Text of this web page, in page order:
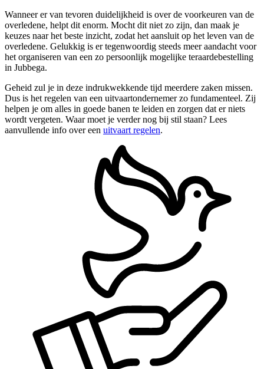
Wanneer er van tevoren duidelijkheid is over de voorkeuren van de
overledene, helpt dit enorm. Mocht dit niet zo zijn, dan maak je
keuzes naar het beste inzicht, zodat het aansluit op het leven van de
overledene. Gelukkig is er tegenwoordig steeds meer aandacht voor
het organiseren van een zo persoonlijk mogelijke teraardebestelling
in Jubbega.
Geheid zul je in deze indrukwekkende tijd meerdere zaken missen.
Dus is het regelen van een uitvaartondernemer zo fundamenteel. Zij
helpen je om alles in goede banen te leiden en zorgen dat er niets
wordt vergeten. Waar moet je verder nog bij stil staan? Lees
aanvullende info over een uitvaart regelen.